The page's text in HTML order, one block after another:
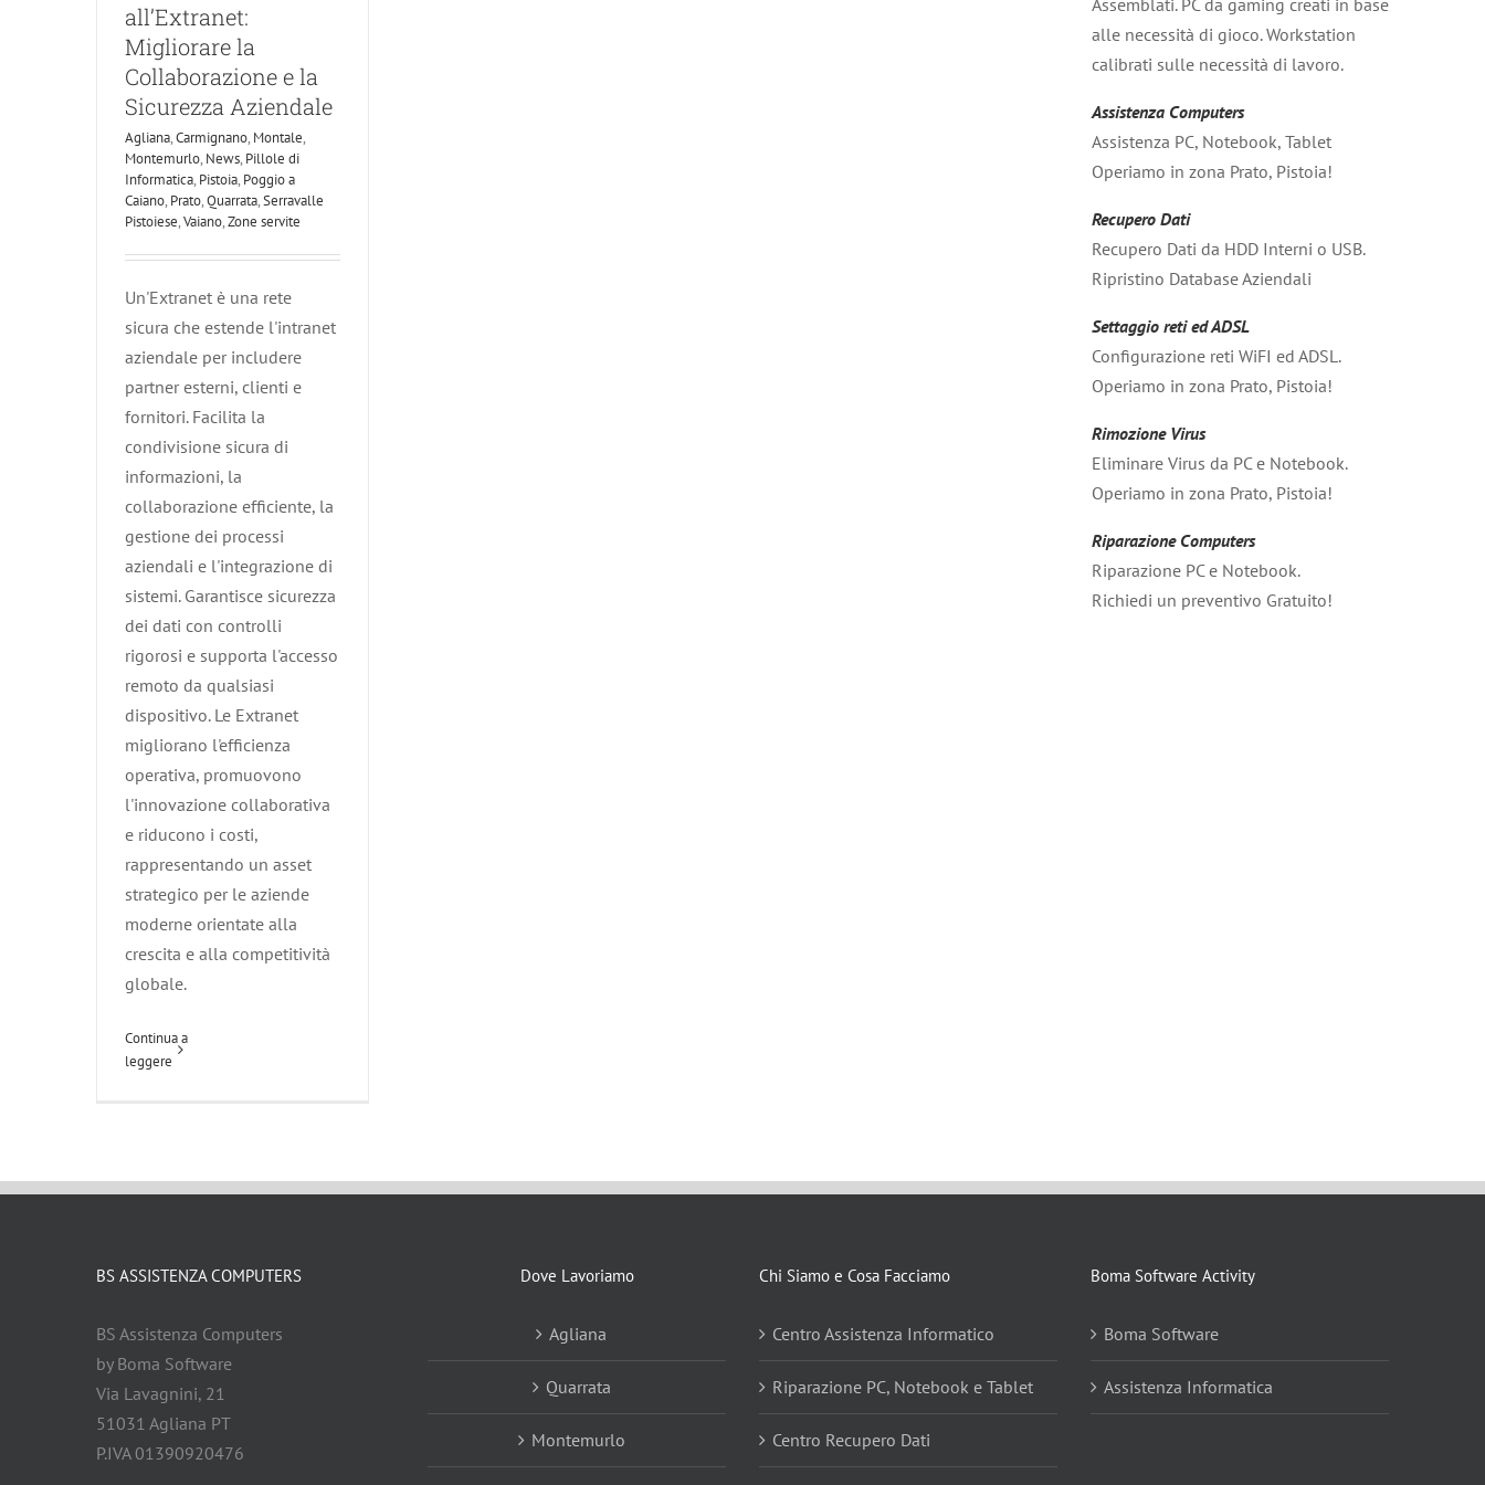
all’Extranet:
Migliorare la
Collaborazione e la
Sicurezza Aziendale
Agliana,Carmignano, Montale,
Montemurlo, News, Pillole di
Informatica, Pistoia, Poggio a
Caiano, Prato,Quarrata,Serravalle
Pistoiese,Vaiano,Zone servite
Un'Extranet è una rete
sicura che estende l'intranet
aziendale per includere
partner esterni, clienti e
fornitori. Facilita la
condivisione sicura di
informazioni, la
collaborazione efficiente, la
gestione dei processi
aziendali e l'integrazione di
sistemi. Garantisce sicurezza
dei dati con controlli
rigorosi e supporta l'accesso
remoto da qualsiasi
dispositivo. Le Extranet
migliorano l'efficienza
operativa, promuovono
l'innovazione collaborativa
e riducono i costi,
rappresentando un asset
strategico per le aziende
moderne orientate alla
crescita e alla competitività
globale.
Continua a
leggere
Assemblati. PC da gaming creati in base
alle necessità di gioco. Workstation
calibrati sulle necessità di lavoro.
Assistenza Computers
Assistenza PC, Notebook, Tablet
Operiamo in zona Prato, Pistoia!
Recupero Dati
Recupero Dati da HDD Interni o USB.
Ripristino Database Aziendali
Settaggio reti ed ADSL
Configurazione reti WiFI ed ADSL.
Operiamo in zona Prato, Pistoia!
Rimozione Virus
Eliminare Virus da PC e Notebook.
Operiamo in zona Prato, Pistoia!
Riparazione Computers
Riparazione PC e Notebook.
Richiedi un preventivo Gratuito!
BS ASSISTENZA COMPUTERS
BS Assistenza Computers
by Boma Software
Via Lavagnini, 21
51031 Agliana PT
P.IVA 01390920476
Dove Lavoriamo
Agliana
Quarrata
Montemurlo
Chi Siamo e Cosa Facciamo
Centro Assistenza Informatico
Riparazione PC, Notebook e Tablet
Centro Recupero Dati
Boma Software Activity
Boma Software
Assistenza Informatica